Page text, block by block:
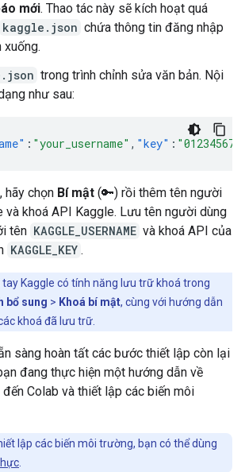
mới. Thao tác này sẽ kích hoạt quá
kaggle.json chứa thông tin đăng nhập
xuống.
trong trình chỉnh sửa văn bản. Nội
như sau:
: "your_username" , "key" :
hãy chọn Bí mật (🔑) rồi thêm tên người
và khoá API Kaggle. Lưu tên người dùng
tên KAGGLE_USERNAME và khoá API của
KAGGLE_KEY .
tay Kaggle có tính năng lưu trữ khoá trong
bổ sung > Khoá bí mật, cùng với hướng dẫn
khoá đã lưu trữ.
sàng hoàn tất các bước thiết lập còn lại
đang thực hiện một hướng dẫn về
đến Colab và thiết lập các biến môi
lập các biến môi trường, bạn có thể dùng